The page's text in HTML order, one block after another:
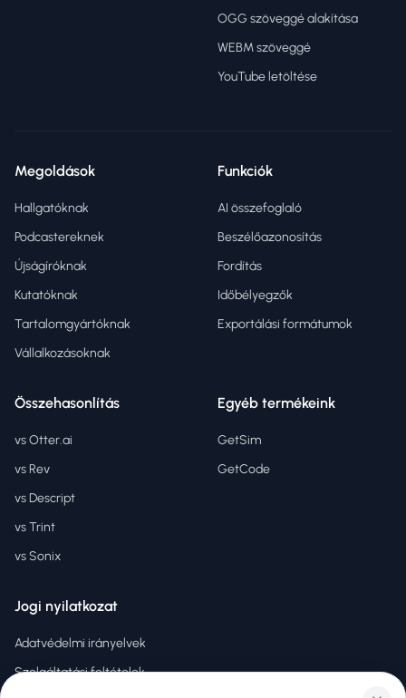
OGG szöveggé alakítása
WEBM szöveggé
YouTube letöltése
Megoldások
Hallgatóknak
Podcastereknek
Újságíróknak
Kutatóknak
Tartalomgyártóknak
Vállalkozásoknak
Funkciók
AI összefoglaló
Beszélőazonosítás
Fordítás
Időbélyegzők
Exportálási formátumok
Összehasonlítás
vs Otter.ai
vs Rev
vs Descript
vs Trint
vs Sonix
Egyéb termékeink
GetSim
GetCode
Jogi nyilatkozat
Adatvédelmi irányelvek
Szolgáltatási feltételek